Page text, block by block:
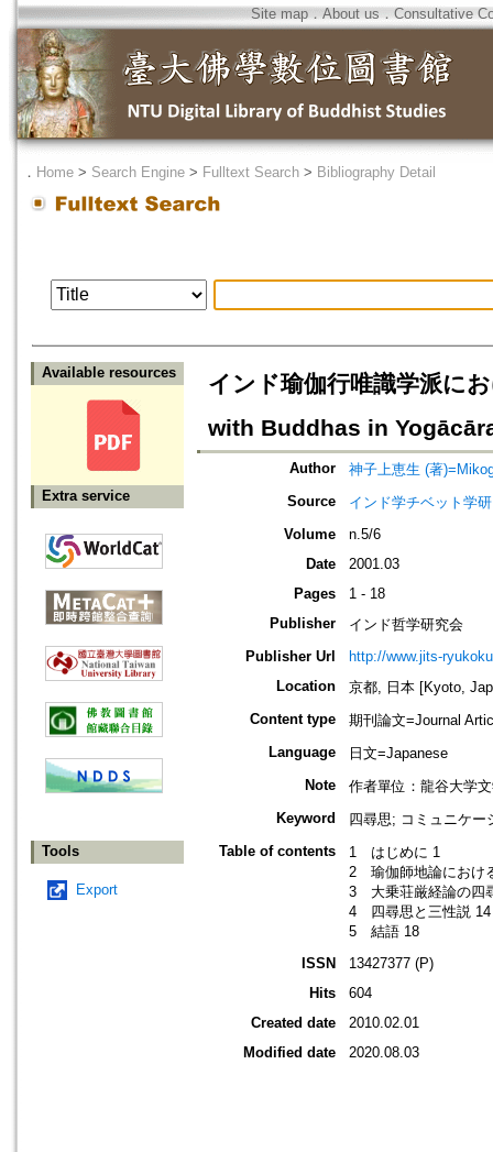
Site map．About us ． Consultative
． Home > Search Engine > Fulltext Search > Bibliography Detail
Available resources
Extra service
Tools
Export
インド瑜伽行唯識学派に
with Buddhas in
Author
神子上恵生 (著
Source
インド学チベット学
Volume
n.5/6
Date
2001.03
Pages
1 - 18
Publisher
インド哲学研究会
Publisher Url
http://www.jits-
Location
京都, 日本 [Kyoto,
Content type
期刊論文=Journal
Language
日文=Japanese
Note
作者單位：龍谷大学
Keyword
四尋󠄁思; コミュニケー
Table of contents
1 はじめに 1
2 瑜伽師地論におけ
3 大乗荘厳経論の四
4 四尋思と三性説 14
5 結語 18
ISSN
13427377 (P)
Hits
604
Created date
2010.02.01
Modified date
2020.08.03